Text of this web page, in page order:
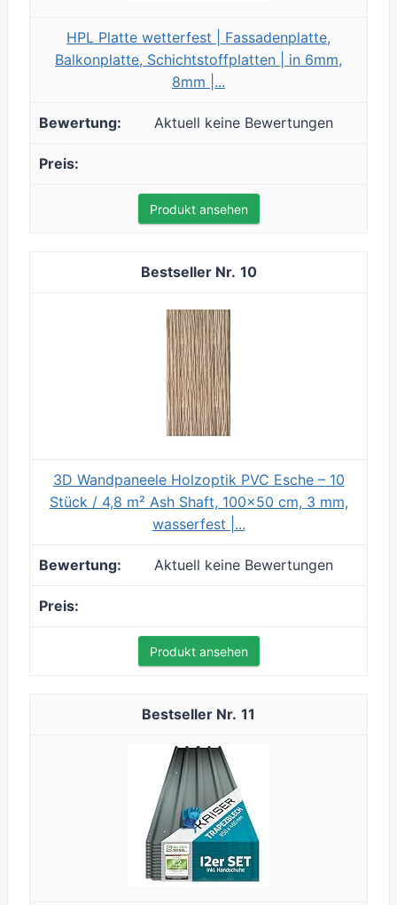
HPL Platte wetterfest | Fassadenplatte,
Balkonplatte, Schichtstoffplatten | in 6mm,
8mm |...
Aktuell keine Bewertungen
Produkt ansehen
10
3D Wandpaneele Holzoptik PVC Esche – 10
Stück / 4,8 m² Ash Shaft, 100×50 cm, 3 mm,
wasserfest |...
Aktuell keine Bewertungen
Produkt ansehen
11